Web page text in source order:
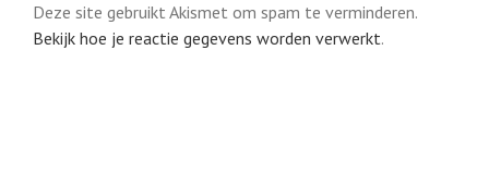
Deze site gebruikt Akismet om spam te verminderen.
Bekijk hoe je reactie gegevens worden verwerkt.